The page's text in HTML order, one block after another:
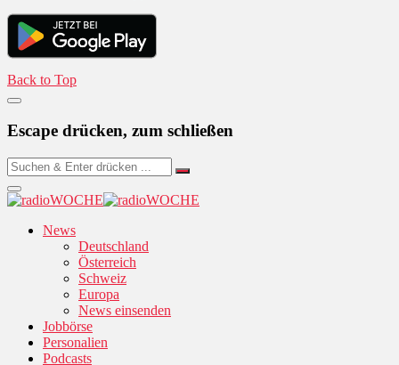
Back to Top
Escape drücken, zum schließen
News
Deutschland
Österreich
Schweiz
Europa
News einsenden
Jobbörse
Personalien
Podcasts